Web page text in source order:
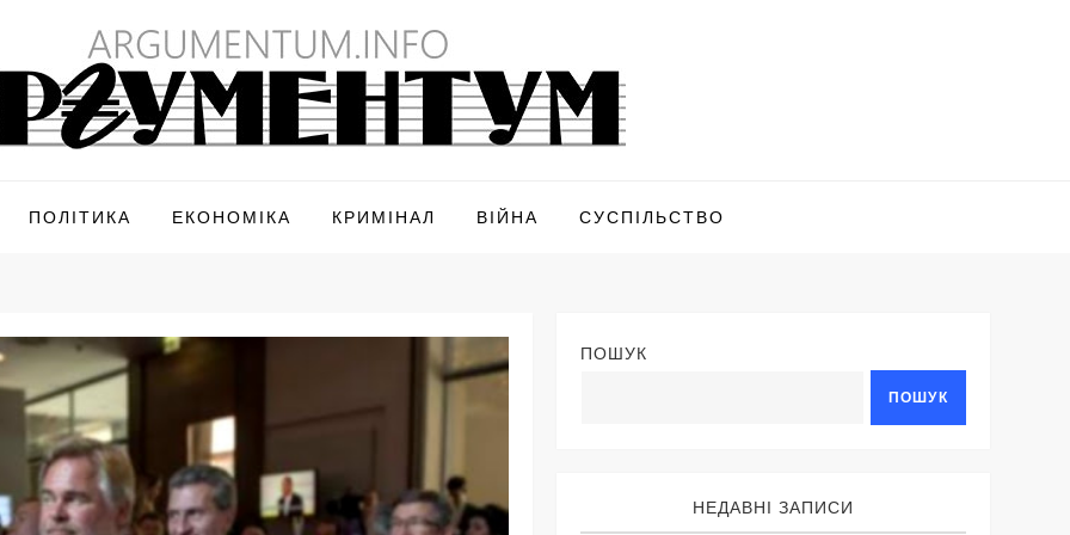
ПОЛІТИКА ЕКОНОМІКА КРИМІНАЛ ВІЙНА СУСПІЛЬСТВО
ПОШУК
ПОШУК
НЕДАВНІ ЗАПИСИ